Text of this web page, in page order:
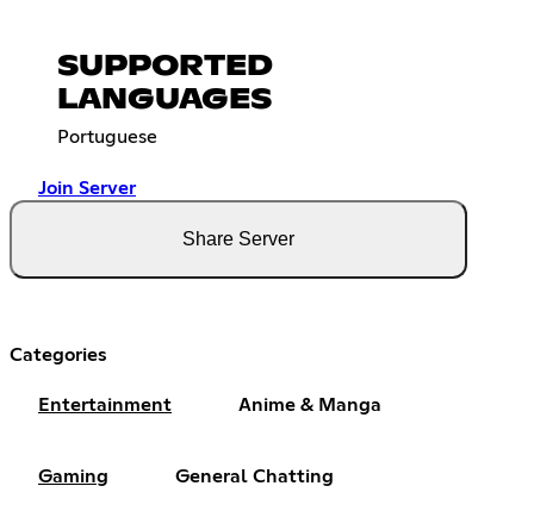
SUPPORTED
LANGUAGES
Portuguese
Join Server
Share Server
Categories
Entertainment Anime & Manga
Gaming General Chatting